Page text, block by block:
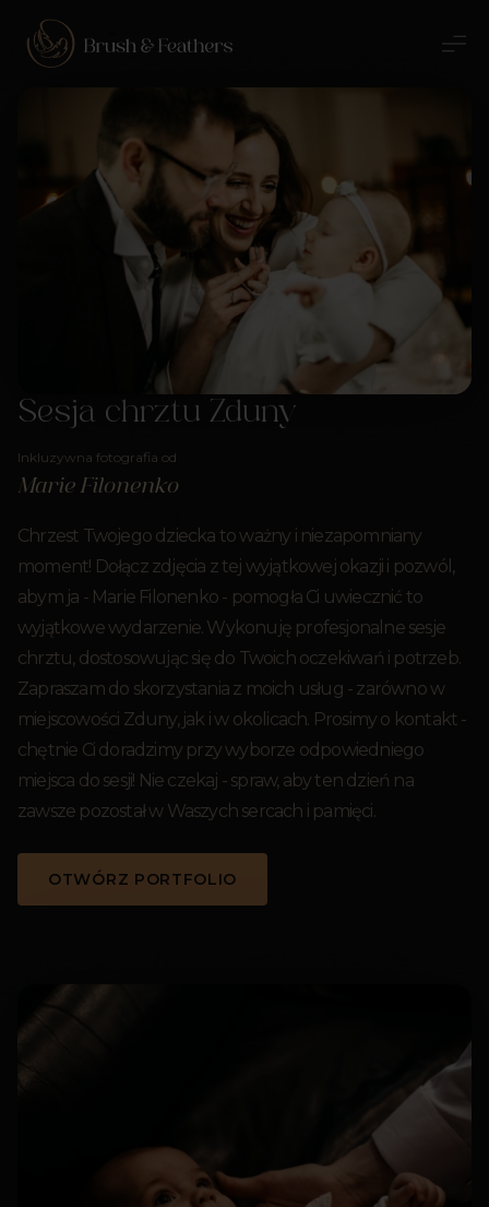
Sesja chrztu Zduny
Inkluzywna fotografia od
Marie Filonenko
Chrzest Twojego dziecka to ważny i niezapomniany
moment! Dołącz zdjęcia z tej wyjątkowej okazji i pozwól,
abym ja - Marie Filonenko - pomogła Ci uwiecznić to
wyjątkowe wydarzenie. Wykonuję profesjonalne sesje
chrztu, dostosowując się do Twoich oczekiwań i potrzeb.
Zapraszam do skorzystania z moich usług - zarówno w
miejscowości Zduny, jak i w okolicach. Prosimy o kontakt -
chętnie Ci doradzimy przy wyborze odpowiedniego
miejsca do sesji! Nie czekaj - spraw, aby ten dzień na
zawsze pozostał w Waszych sercach i pamięci.
OTWÓRZ PORTFOLIO